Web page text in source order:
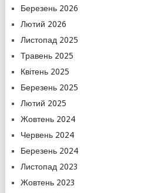
Березень 2026
Лютий 2026
Листопад 2025
Травень 2025
Квітень 2025
Березень 2025
Лютий 2025
Жовтень 2024
Червень 2024
Березень 2024
Листопад 2023
Жовтень 2023